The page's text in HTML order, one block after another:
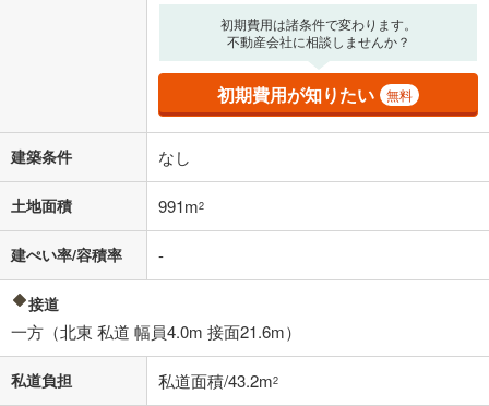
初期費用は諸条件で変わります。
不動産会社に相談しませんか？
初期費用が知りたい 無料
建築条件 なし
土地面積 991m2
建ぺい率/容積率 -
接道
一方（北東 私道 幅員4.0m 接面21.6m）
私道負担 私道面積/43.2m2